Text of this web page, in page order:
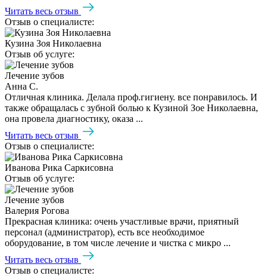
Читать весь отзыв
Отзыв о специалисте:
Кузина Зоя Николаевна
Отзыв об услуге:
Лечение зубов
Анна С.
Отличная клиника. Делала проф.гигиену. все понравилось. И
также обращалась с зубной болью к Кузиной Зое Николаевна,
она провела диагностику, оказа ...
Читать весь отзыв
Отзыв о специалисте:
Иванова Рика Саркисовна
Отзыв об услуге:
Лечение зубов
Валерия Рогова
Прекрасная клиника: очень участливые врачи, приятный
персонал (администратор), есть все необходимое
оборудование, в том числе лечение и чистка с микро ...
Читать весь отзыв
Отзыв о специалисте: